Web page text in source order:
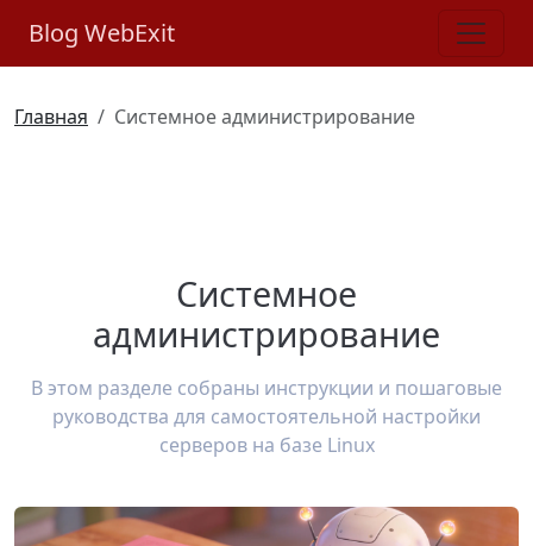
Blog WebExit
Главная Системное администрирование
Системное
администрирование
В этом разделе собраны инструкции и пошаговые
руководства для самостоятельной настройки
серверов на базе Linux